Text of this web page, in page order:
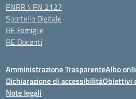
PNRR \ PN 2127
Sportello Digitale
RE Famiglie
RE Docenti
Amministrazione TrasparenteAlbo
Dichiarazione di accessibilitàObiettivi
Note legali